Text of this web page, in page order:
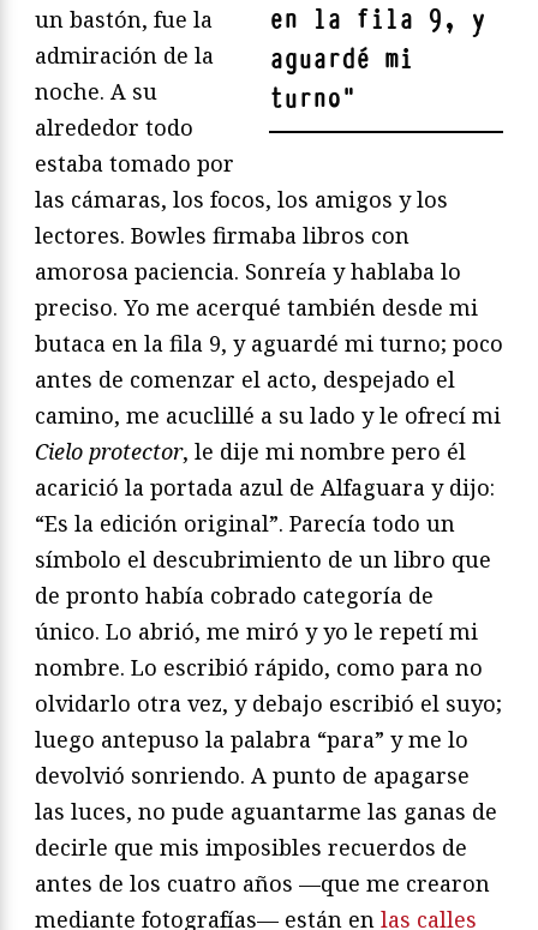
en la fila 9, y
aguardé mi
turno"
un bastón, fue la
admiración de la
noche. A su
alrededor todo
estaba tomado por
las cámaras, los focos, los amigos y los
lectores. Bowles firmaba libros con
amorosa paciencia. Sonreía y hablaba lo
preciso. Yo me acerqué también desde mi
butaca en la fila 9, y aguardé mi turno; poco
antes de comenzar el acto, despejado el
camino, me acuclillé a su lado y le ofrecí mi
Cielo protector, le dije mi nombre pero él
acarició la portada azul de Alfaguara y dijo:
“Es la edición original”. Parecía todo un
símbolo el descubrimiento de un libro que
de pronto había cobrado categoría de
único. Lo abrió, me miró y yo le repetí mi
nombre. Lo escribió rápido, como para no
olvidarlo otra vez, y debajo escribió el suyo;
luego antepuso la palabra “para” y me lo
devolvió sonriendo. A punto de apagarse
las luces, no pude aguantarme las ganas de
decirle que mis imposibles recuerdos de
antes de los cuatro años —que me crearon
mediante fotografías— están en las calles